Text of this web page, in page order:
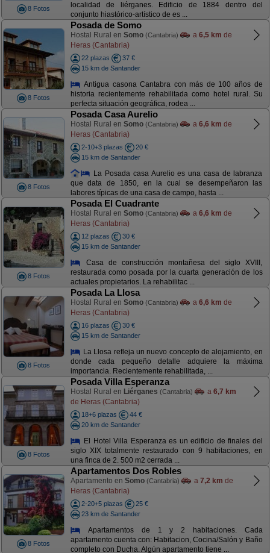
8 Fotos
localidad de liérganes. Edificio de 1884 dentro del
conjunto hiastórico-artístico de es ...
8 Fotos
Posada de Somo
Hostal Rural en Somo (Cantabria) a 6,5 km de
Heras (Cantabria)
22 plazas
37 €
15 km de Santander
Antigua casona Cantabra con más de 100 años de
historia recientemente rehabilitada como hotel rural. Su
perfecta situación geográfica, rodea ...
8 Fotos
Posada Casa Aurelio
Hostal Rural en Somo (Cantabria) a 6,6 km de
Heras (Cantabria)
2-10+3 plazas
20 €
15 km de Santander
La Posada casa Aurelio es una casa de labranza
que data de 1850, en la cual se desempeñaron las
labores típicas de una casa de campo, hasta ...
8 Fotos
Posada El Cuadrante
Hostal Rural en Somo (Cantabria) a 6,6 km de
Heras (Cantabria)
12 plazas
30 €
15 km de Santander
Casa de construcción montañesa del siglo XVIII,
restaurada como posada por la cuarta generación de los
actuales propietarios. La rehabilitac ...
8 Fotos
Posada La Llosa
Hostal Rural en Somo (Cantabria) a 6,6 km de
Heras (Cantabria)
16 plazas
30 €
15 km de Santander
La Llosa refleja un nuevo concepto de alojamiento, en
donde cada pequeño detalle adquiere la máxima
importancia. Recientemente rehabilitada, ...
8 Fotos
Posada Villa Esperanza
Hostal Rural en Liérganes (Cantabria) a 6,7 km
de Heras (Cantabria)
18+6 plazas
44 €
20 km de Santander
El Hotel Villa Esperanza es un edificio de finales del
siglo XIX totalmente restaurado con 9 habitaciones, en
una finca de 2. 500 m2 cerrada ...
8 Fotos
Apartamentos Dos Robles
Apartamento en Somo (Cantabria) a 7,2 km de
Heras (Cantabria)
2-20+5 plazas
25 €
23 km de Santander
Apartamentos de 1 y 2 habitaciones. Cada
apartamento cuenta con: Habitacion, Cocina/Salón y Baño
completo con Ducha. Algún apartamento tiene ...